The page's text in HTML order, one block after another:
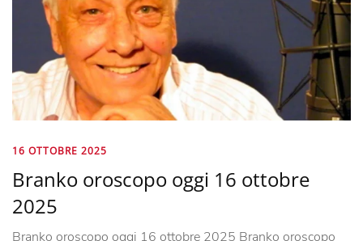
16 OTTOBRE 2025
Branko oroscopo oggi 16 ottobre
2025
Branko oroscopo oggi 16 ottobre 2025 Branko oroscopo